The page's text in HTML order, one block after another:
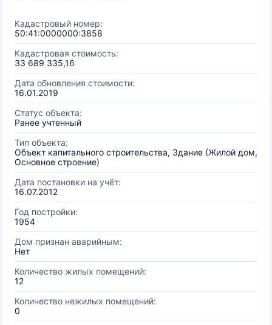
Кадастровый номер:
50:41:0000000:3858
Кадастровая стоимость:
33 689 335,16
Дата обновления стоимости:
16.01.2019
Статус объекта:
Ранее учтенный
Тип объекта:
Объект капитального строительства, Здание (Жилой дом,
Основное строение)
Дата постановки на учёт:
16.07.2012
Год постройки:
1954
Дом признан аварийным:
Нет
Количество жилых помещений:
12
Количество нежилых помещений:
0